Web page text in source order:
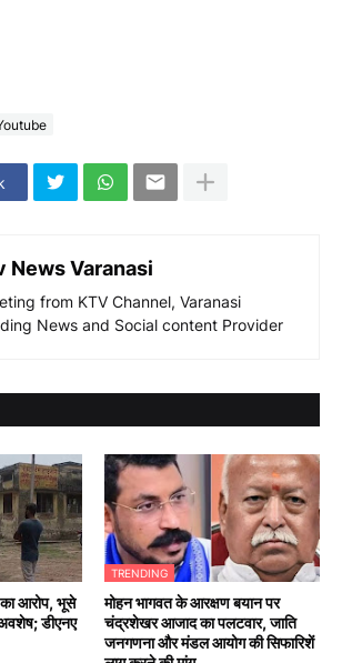
News Varanasi
from KTV Channel, Varanasi
News and Social content Provider
का आरोप, भूसे
डीएनए
TRENDING
मोहन भागवत के आरक्षण बयान पर
चंद्रशेखर आजाद का पलटवार, जाति
जनगणना और मंडल आयोग की सिफारिशें